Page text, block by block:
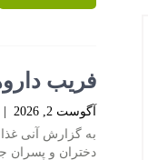
فریب
آگوست 2, 2026
به گزارش آنی غذا
دختران و پسران